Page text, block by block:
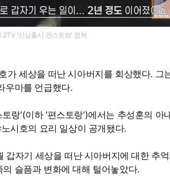
2TV '신상출시 편스토랑' 캡쳐
가 세상을 떠난 시아버지를 회상했다. 그
우마를 언급했다.
랑'(이하 '편스토랑')에서는 추성훈의 아
시호의 요리 일상이 공개됐다.
자기 세상을 떠난 시아버지에 대한 추
슬픔과 변화에 대해 털어놓았다.